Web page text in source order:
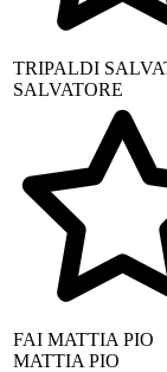
TRIPALDI
SALVATORE
FAI MATTIA PIO
MATTIA PIO